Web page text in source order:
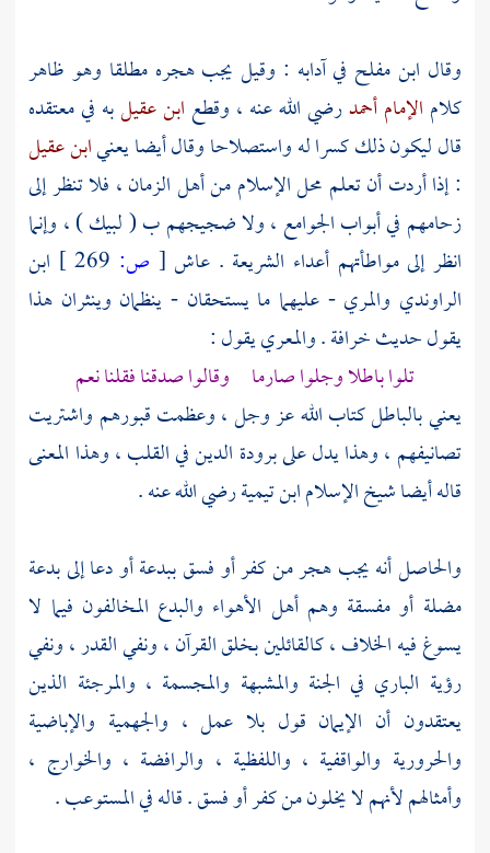
وقال ابن مفلح في آدابه : وقيل يجب هجره مطلقا وهو ظاهر
كلام الإمام أحمدرضي الله عنه ، وقطع ابن عقيلبه في معتقده
قال ليكون ذلك كسرا له واستصلاحا وقال أيضا يعنيابن عقيل
: إذا أردت أن تعلم محل الإسلام من أهل الزمان ، فلا تنظر إلى
زحامهم في أبواب الجوامع ، ولا ضجيجهم ب ( لبيك ) ، وإنما
انظر إلى مواطأتهم أعداء الشريعة . عاش [ ص:
ابن
الراوندي والمري- عليهما ما يستحقان - ينظمان وينثران هذا
يقول حديث خرافة .والمعرييقول :
تلوا باطلا وجلوا صارما وقالوا صدقنا فقلنا نعم
يعني بالباطل كتاب الله عز وجل ، وعظمت قبورهم واشتريت
تصانيفهم ، وهذا يدل على برودة الدين في القلب ، وهذا المعنى
قاله أيضا شيخ الإسلامابن تيميةرضي الله عنه .
والحاصل أنه يجب هجر من كفر أو فسق ببدعة أو دعا إلى بدعة
مضلة أو مفسقة وهم أهل الأهواء والبدع المخالفون فيما لا
يسوغ فيه الخلاف ، كالقائلين بخلق القرآن ، ونفي القدر ، ونفي
رؤية الباري في الجنة والمشبهة والمجسمة ، والمرجئة الذين
يعتقدون أن الإيمان قول بلا عمل ، والجهمية والإباضية
والحرورية والواقفية ، واللفظية ، والرافضة ، والخوارج ،
وأمثالهم لأنهم لا يخلون من كفر أو فسق . قاله في المستوعب .